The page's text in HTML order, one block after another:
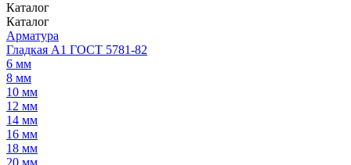
Каталог
Каталог
Арматура
Гладкая А1 ГОСТ 5781-82
6 мм
8 мм
10 мм
12 мм
14 мм
16 мм
18 мм
20 мм